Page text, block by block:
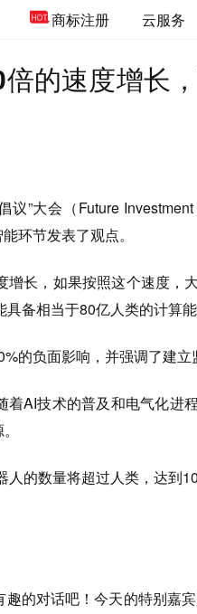
商标注册 云服务
的速度增长
”大会（Future
环节发表了观点。
长，如果按照这个速度，
备相当于80亿人类的计算能
的负面影响，并强调了建立
AI技术的普及和电气化进
的数量将超过人类，达到
的对话吧！今天的特别嘉